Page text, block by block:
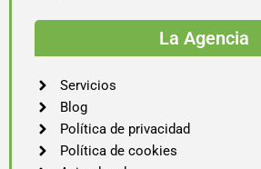
La Agencia
Servicios
Blog
Política de privacidad
Política de cookies